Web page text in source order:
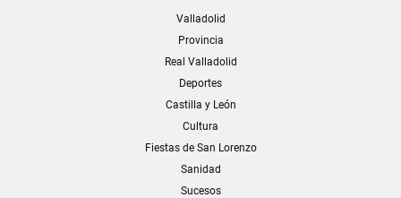
Valladolid
Provincia
Real Valladolid
Deportes
Castilla y León
Cultura
Fiestas de San Lorenzo
Sanidad
Sucesos